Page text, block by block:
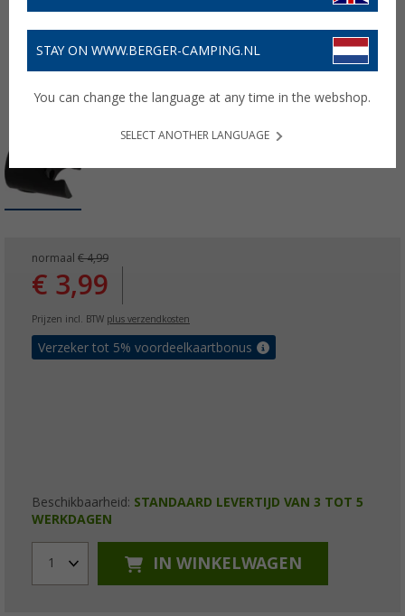
normaal € 4,99
€ 3,99
Prijzen incl. BTW plus verzendkosten
Verzeker tot 5% voordeelkaartbonus
Beschikbaarheid: STANDAARD LEVERTIJD VAN 3 TOT 5
WERKDAGEN
1 IN WINKELWAGEN
STAY ON WWW.BERGER-CAMPING.NL
You can change the language at any time in the webshop.
SELECT ANOTHER LANGUAGE